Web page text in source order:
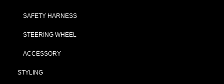
SAFETY HARNESS
STEERING WHEEL
ACCESSORY
STYLING